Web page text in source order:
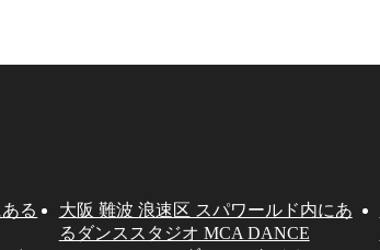
る
大阪 難波 浪速区 スパワールド内にあ
るダンススタジオ MCA DANCE